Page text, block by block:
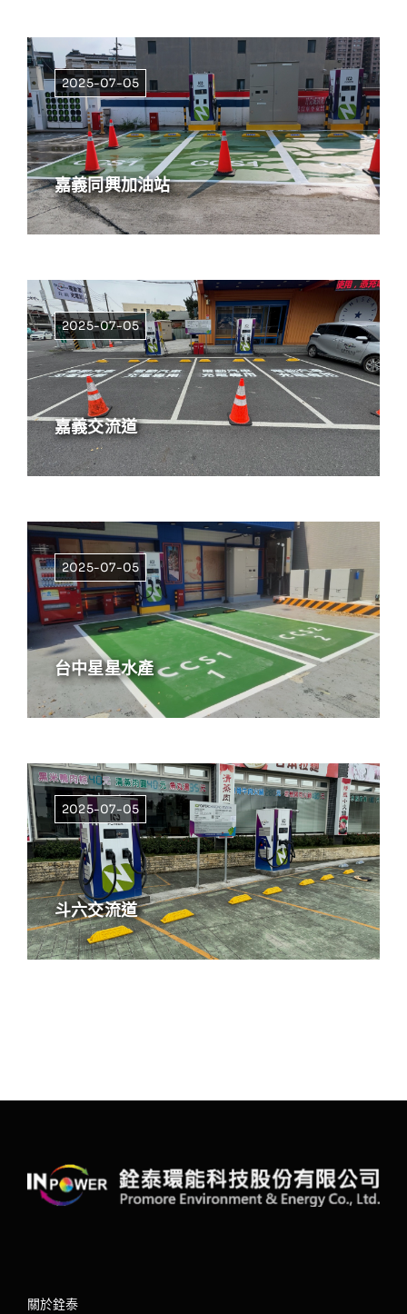
2025-07-05
嘉義同興加油站
2025-07-05
嘉義交流道
2025-07-05
台中星星水產
2025-07-05
斗六交流道
關於銓泰